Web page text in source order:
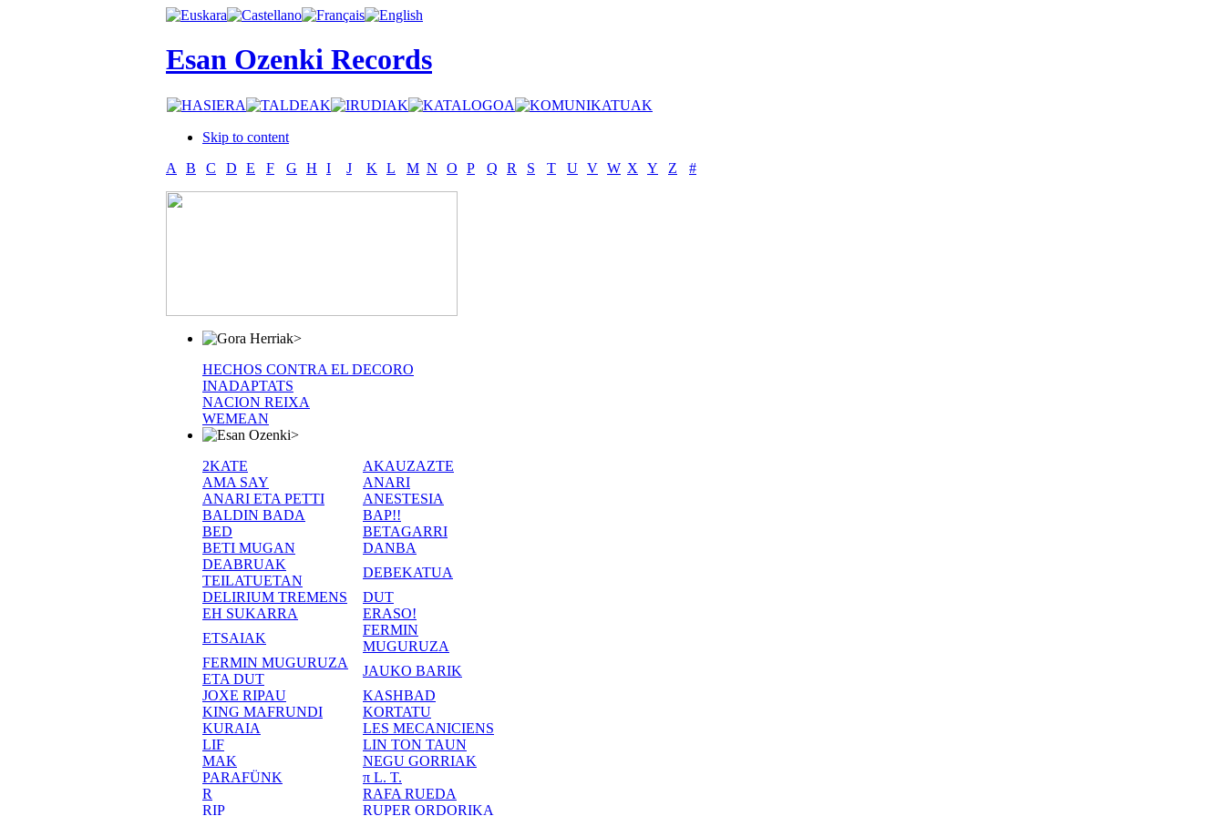
Esan Ozenki Records
Skip to content
A
B C D E F G H I J K L M N O P Q R S T U V W X Y Z #
>
HECHOS CONTRA EL DECORO
INADAPTATS
NACION REIXA
WEMEAN
>
2KATE
AKAUZAZTE
AMA SAY
ANARI
ANARI ETA PETTI
ANESTESIA
BALDIN BADA
BAP!!
BED
BETAGARRI
BETI MUGAN
DANBA
DEABRUAK
TEILATUETAN
DEBEKATUA
DELIRIUM TREMENS
DUT
EH SUKARRA
ERASO!
ETSAIAK
FERMIN
MUGURUZA
FERMIN MUGURUZA
ETA DUT
JAUKO BARIK
JOXE RIPAU
KASHBAD
KING MAFRUNDI
KORTATU
KURAIA
LES MECANICIENS
LIF
LIN TON TAUN
MAK
NEGU GORRIAK
PARAFÜNK
π L. T.
R
RAFA RUEDA
RIP
RUPER ORDORIKA